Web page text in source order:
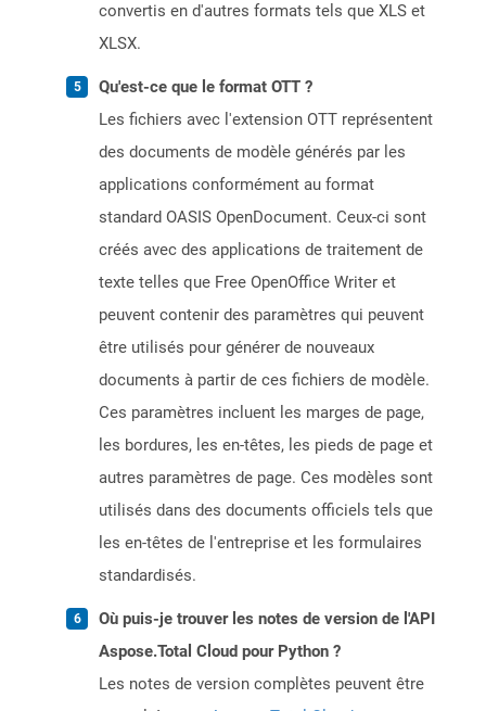
convertis en d'autres formats tels que XLS et
XLSX.
Qu'est-ce que le format OTT ?
Les fichiers avec l'extension OTT représentent
des documents de modèle générés par les
applications conformément au format
standard OASIS OpenDocument. Ceux-ci sont
créés avec des applications de traitement de
texte telles que Free OpenOffice Writer et
peuvent contenir des paramètres qui peuvent
être utilisés pour générer de nouveaux
documents à partir de ces fichiers de modèle.
Ces paramètres incluent les marges de page,
les bordures, les en-têtes, les pieds de page et
autres paramètres de page. Ces modèles sont
utilisés dans des documents officiels tels que
les en-têtes de l'entreprise et les formulaires
standardisés.
Où puis-je trouver les notes de version de l'API
Aspose.Total Cloud pour Python ?
Les notes de version complètes peuvent être